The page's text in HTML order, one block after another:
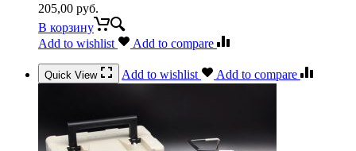
205,00 руб.
В корзину
Add to wishlist
Add to compare
Quick View Add to wishlist Add to compare